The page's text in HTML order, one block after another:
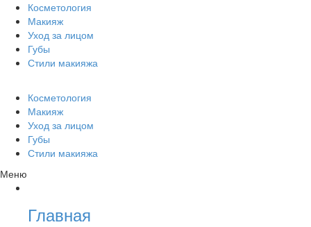
Косметология
Макияж
Уход за лицом
Губы
Стили макияжа
Косметология
Макияж
Уход за лицом
Губы
Стили макияжа
Меню
Главная